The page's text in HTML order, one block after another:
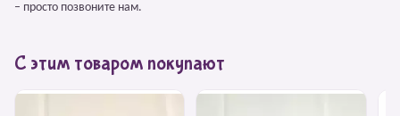
– просто позвоните нам.
С этим товаром покупают